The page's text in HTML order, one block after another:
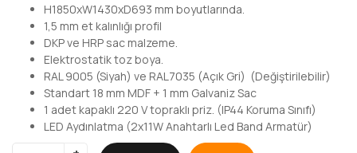
H1850xW1430xD693 mm boyutlarında.
1,5 mm et kalınlığı profil
DKP ve HRP sac malzeme.
Elektrostatik toz boya.
RAL 9005 (Siyah) ve RAL7035 (Açık Gri) (Değiştirilebilir)
Standart 18 mm MDF + 1 mm Galvaniz Sac
1 adet kapaklı 220 V topraklı priz. (IP44 Koruma Sınıfı)
LED Aydınlatma (2x11W Anahtarlı Led Band Armatür)